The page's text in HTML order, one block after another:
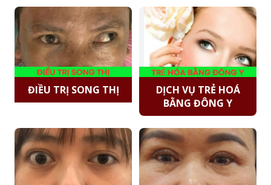
ĐIỀU TRỊ SONG THỊ
DỊCH VỤ TRẺ HOÁ
BẰNG ĐÔNG Y